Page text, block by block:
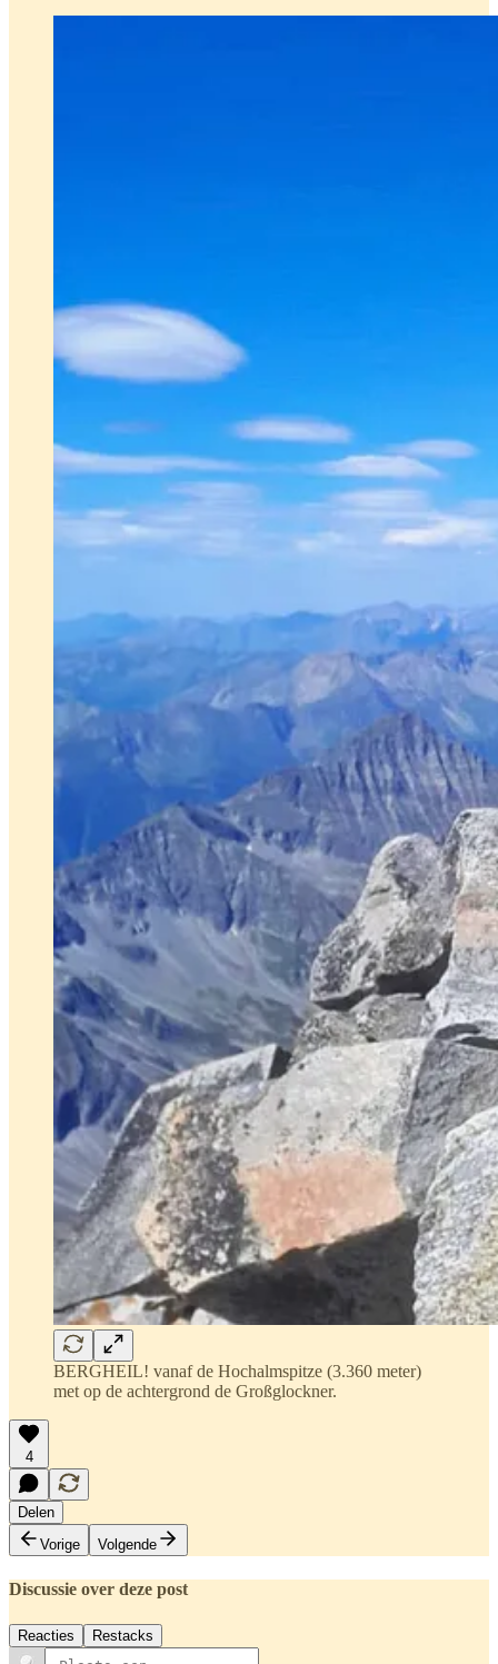
BERGHEIL! vanaf de Hochalmspitze (3.360 meter)
met op de achtergrond de Großglockner.
4
Delen
Vorige
Volgende
Discussie over deze post
Reacties Restacks